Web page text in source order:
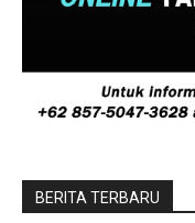
BERITA TERBARU